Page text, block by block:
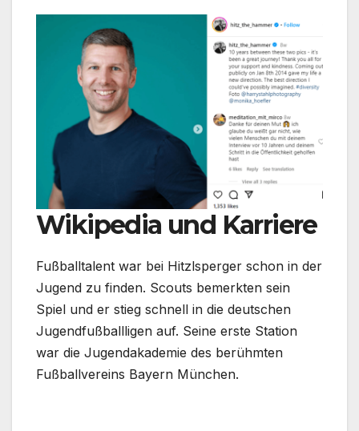
Wikipedia und Karriere
Fußballtalent war bei Hitzlsperger schon in der
Jugend zu finden. Scouts bemerkten sein
Spiel und er stieg schnell in die deutschen
Jugendfußballligen auf. Seine erste Station
war die Jugendakademie des berühmten
Fußballvereins Bayern München.